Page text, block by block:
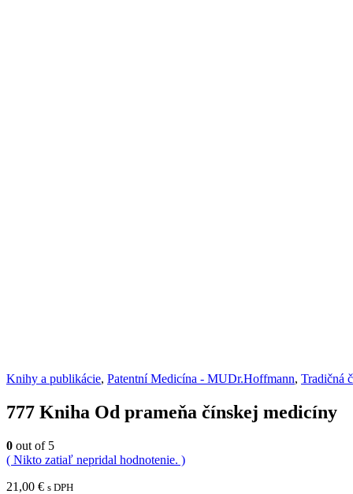
Knihy a publikácie, Patentní Medicína - MUDr.Hoffmann, Tradičná
777 Kniha Od prameňa čínskej medicíny
0 out of 5
( Nikto zatiaľ nepridal hodnotenie. )
21,00 € s DPH